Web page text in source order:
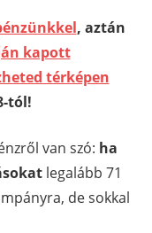
, aztán
kapott
térképen
tól!
van szó: ha
legalább 71
de sokkal